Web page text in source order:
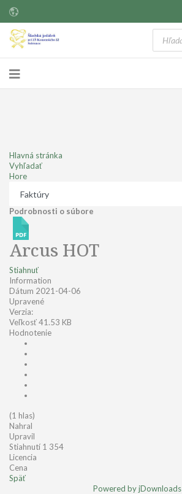
Hlavná stránka
Vyhľadať
Hore
Podrobnosti o súbore
Arcus HOT
Stiahnuť
Information
Dátum 2021-04-06
Upravené
Verzia:
Veľkosť41.53 KB
Hodnotenie
(1 hlas)
Nahral
Upravil
Stiahnutí 1 354
Licencia
Cena
Späť
Powered by jDownloads